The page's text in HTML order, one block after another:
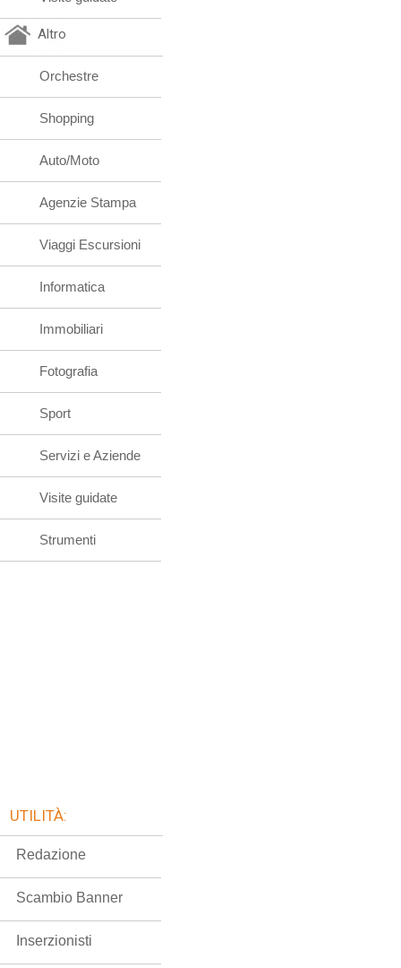
Altro
Orchestre
Shopping
Auto/Moto
Agenzie Stampa
Viaggi Escursioni
Informatica
Immobiliari
Fotografia
Sport
Servizi e Aziende
Visite guidate
Strumenti
UTILITÀ:
Redazione
Scambio Banner
Inserzionisti